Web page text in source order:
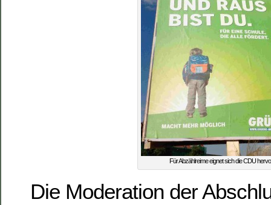
Für Abzählreime eignet sich die CDU
Die Moderation der